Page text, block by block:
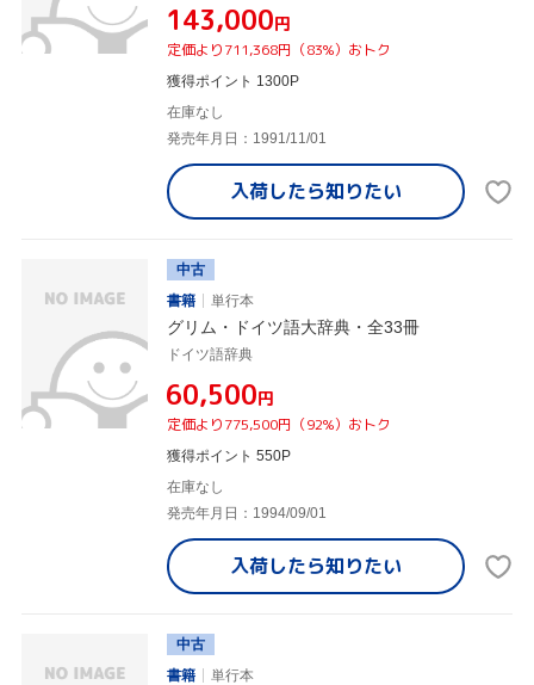
¥143,000円
定価より711,368円（83%）おトク
獲得ポイント 1300P
在庫なし
発売年月日：1991/11/01
入荷したら知りたい
中古
書籍
単行本
グリム・ドイツ語大辞典・全33冊
ドイツ語辞典
¥60,500円
定価より775,500円（92%）おトク
獲得ポイント 550P
在庫なし
発売年月日：1994/09/01
入荷したら知りたい
中古
書籍
単行本